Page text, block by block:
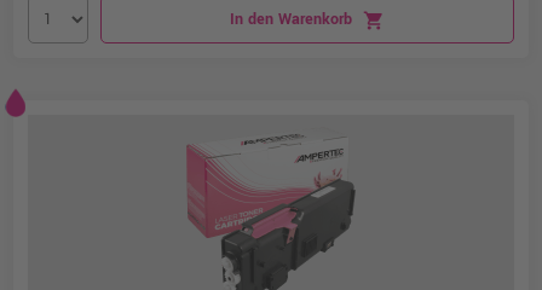
In den Warenkorb shopping_cart